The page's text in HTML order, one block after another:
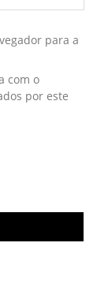
para a
com o
por este